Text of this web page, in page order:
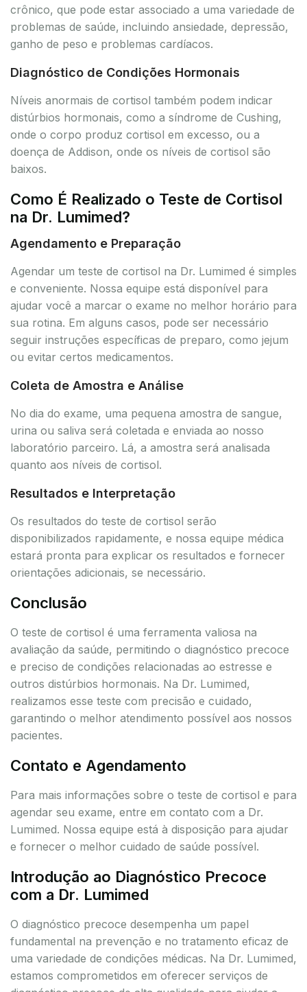
crônico, que pode estar associado a uma variedade de
problemas de saúde, incluindo ansiedade, depressão,
ganho de peso e problemas cardíacos.
Diagnóstico de Condições Hormonais
Níveis anormais de cortisol também podem indicar
distúrbios hormonais, como a síndrome de Cushing,
onde o corpo produz cortisol em excesso, ou a
doença de Addison, onde os níveis de cortisol são
baixos.
Como É Realizado o Teste de Cortisol
na Dr. Lumimed?
Agendamento e Preparação
Agendar um teste de cortisol na Dr. Lumimed é simples
e conveniente. Nossa equipe está disponível para
ajudar você a marcar o exame no melhor horário para
sua rotina. Em alguns casos, pode ser necessário
seguir instruções específicas de preparo, como jejum
ou evitar certos medicamentos.
Coleta de Amostra e Análise
No dia do exame, uma pequena amostra de sangue,
urina ou saliva será coletada e enviada ao nosso
laboratório parceiro. Lá, a amostra será analisada
quanto aos níveis de cortisol.
Resultados e Interpretação
Os resultados do teste de cortisol serão
disponibilizados rapidamente, e nossa equipe médica
estará pronta para explicar os resultados e fornecer
orientações adicionais, se necessário.
Conclusão
O teste de cortisol é uma ferramenta valiosa na
avaliação da saúde, permitindo o diagnóstico precoce
e preciso de condições relacionadas ao estresse e
outros distúrbios hormonais. Na Dr. Lumimed,
realizamos esse teste com precisão e cuidado,
garantindo o melhor atendimento possível aos nossos
pacientes.
Contato e Agendamento
Para mais informações sobre o teste de cortisol e para
agendar seu exame, entre em contato com a Dr.
Lumimed. Nossa equipe está à disposição para ajudar
e fornecer o melhor cuidado de saúde possível.
Introdução ao Diagnóstico Precoce
com a Dr. Lumimed
O diagnóstico precoce desempenha um papel
fundamental na prevenção e no tratamento eficaz de
uma variedade de condições médicas. Na Dr. Lumimed,
estamos comprometidos em oferecer serviços de